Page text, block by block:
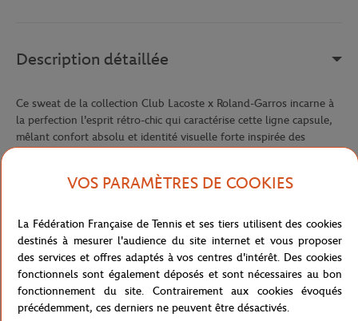
Description détaillée
Ce sweat de la collection Club Lacoste x Roland-Garros incarne à
la perfection l'esprit rétro-chic qui caractérise cette ligne capsule,
mêlant confort absolu et identité visuelle forte inspirée des
l'agriculture biologique, il offre une matière épaisse, douce et
chaleureuse, pensée pour accompagner les journées fraîches
Sa coupe relaxed fit, aux épaules légèrement tombantes, lui
confère une silhouette décontractée et intemporelle, pensée pour
s'adapter à toutes les morphologies dans un esprit unisexe affirmé.
Les finitions côtelées à la taille et aux poignets apportent
structure et maintien, pour un vêtement qui conserve sa forme au
fil du temps.
VOS PARAMÈTRES DE COOKIES
La Fédération Française de Tennis et ses tiers utilisent des cookies
destinés à mesurer l'audience du site internet et vous proposer
des services et offres adaptés à vos centres d'intérêt. Des cookies
fonctionnels sont également déposés et sont nécessaires au bon
fonctionnement du site. Contrairement aux cookies évoqués
précédemment, ces derniers ne peuvent être désactivés.